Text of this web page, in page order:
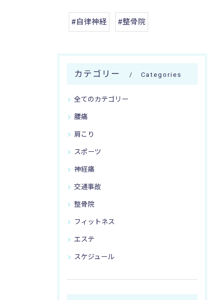
#自律神経 #整骨院
カテゴリー Categories
全てのカテゴリー
腰痛
肩こり
スポーツ
神経痛
交通事故
整骨院
フィットネス
エステ
スケジュール